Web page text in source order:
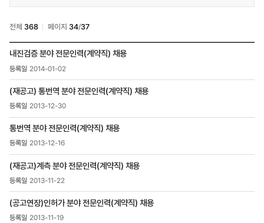
채용공고
전체 368 페이지 34/37
인재채용
채용정보
>
채용공고
목록
번호,
등록일
첨부파일
,
조회수
내진검증 분야 전문인력(계약직) 채용
2014-01-02
(재공고) 통번역 분야 전문인력(계약직) 채용
2013-12-30
통번역 분야 전문인력(계약직) 채용
2013-12-16
(재공고)계측 분야 전문인력(계약직) 채용
2013-11-22
(공고연장)인허가 분야 전문인력(계약직) 채용
2013-11-19